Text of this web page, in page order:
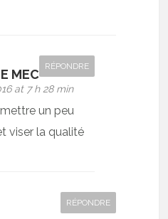
MEC
at 7 h 28 min
RÉPONDRE
un peu
viser la qualité
RÉPONDRE